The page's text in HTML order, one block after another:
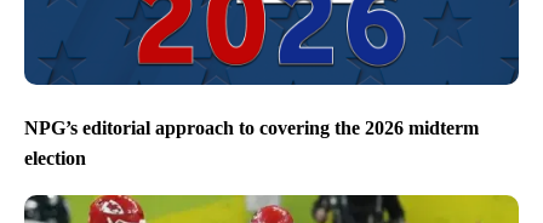
NPG’s editorial approach to covering the 2026 midterm
election